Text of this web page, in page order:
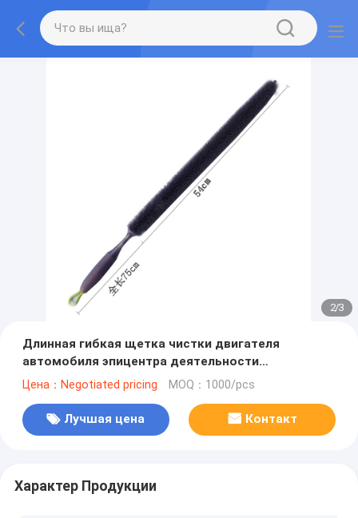
2/3
Длинная гибкая щетка чистки двигателя
автомобиля эпицентра деятельности
многофункциональная
Цена：Negotiated pricing MOQ：1000/pcs
Лучшая цена Контакт
Характер Продукции